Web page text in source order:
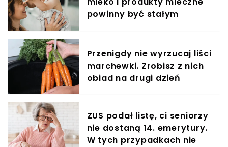
powinny być stałym
Przenigdy nie wyrzucaj liści
marchewki. Zrobisz z nich
obiad na drugi dzień
ZUS podał listę, ci seniorzy
nie dostaną 14. emerytury.
W tych przypadkach nie